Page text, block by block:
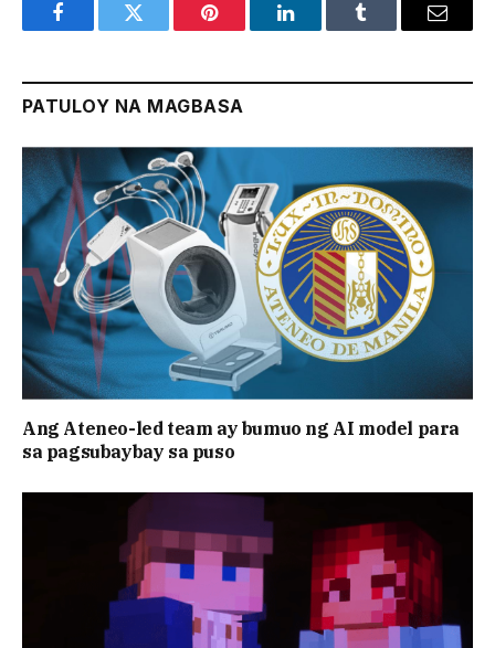
FacebookTwitter Pinterest LinkedInTumblr Email
PATULOY NA MAGBASA
Ang Ateneo-led team ay bumuo ng AI model para
sa pagsubaybay sa puso